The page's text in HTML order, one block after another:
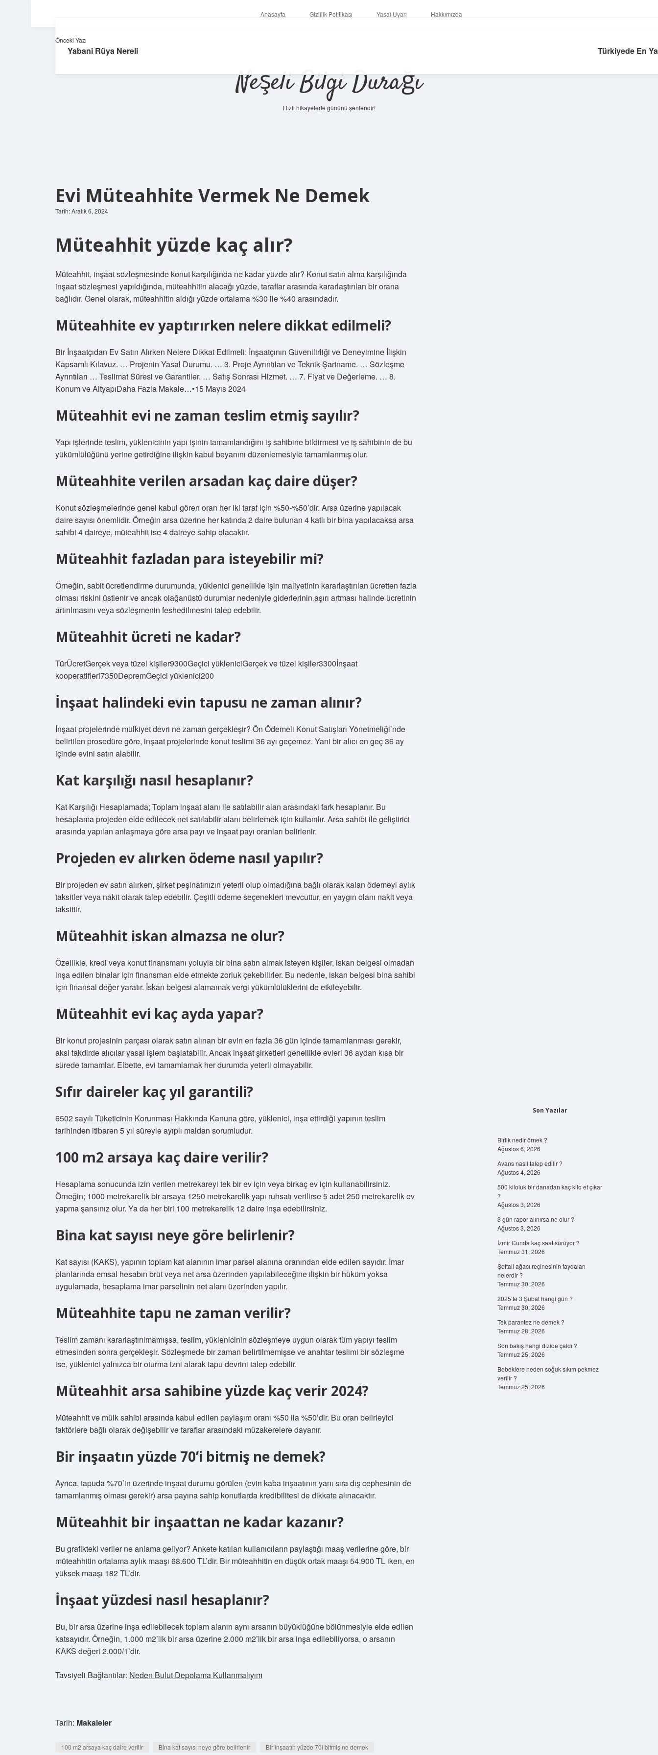
Anasayfa Gizlilik Politikası Yasal Uyarı Hakkımızda
Neşeli Bilgi Durağı
Hızlı hikayelerle gününü şenlendir!
Evi Müteahhite Vermek Ne Demek
Tarih: Aralık 6, 2024
Müteahhit yüzde kaç alır?
Müteahhit, inşaat sözleşmesinde konut karşılığında ne kadar yüzde alır? Konut satın alma karşılığında
inşaat sözleşmesi yapıldığında, müteahhitin alacağı yüzde, taraflar arasında kararlaştırılan bir orana
bağlıdır. Genel olarak, müteahhitin aldığı yüzde ortalama %30 ile %40 arasındadır.
Müteahhite ev yaptırırken nelere dikkat edilmeli?
Bir İnşaatçıdan Ev Satın Alırken Nelere Dikkat Edilmeli: İnşaatçının Güvenilirliği ve Deneyimine İlişkin
Kapsamlı Kılavuz. … Projenin Yasal Durumu. … 3. Proje Ayrıntıları ve Teknik Şartname. … Sözleşme
Ayrıntıları … Teslimat Süresi ve Garantiler. … Satış Sonrası Hizmet. … 7. Fiyat ve Değerleme. … 8.
Konum ve AltyapıDaha Fazla Makale…•15 Mayıs 2024
Müteahhit evi ne zaman teslim etmiş sayılır?
Yapı işlerinde teslim, yüklenicinin yapı işinin tamamlandığını iş sahibine bildirmesi ve iş sahibinin de bu
yükümlülüğünü yerine getirdiğine ilişkin kabul beyanını düzenlemesiyle tamamlanmış olur.
Müteahhite verilen arsadan kaç daire düşer?
Konut sözleşmelerinde genel kabul gören oran her iki taraf için %50-%50’dir. Arsa üzerine yapılacak
daire sayısı önemlidir. Örneğin arsa üzerine her katında 2 daire bulunan 4 katlı bir bina yapılacaksa arsa
sahibi 4 daireye, müteahhit ise 4 daireye sahip olacaktır.
Müteahhit fazladan para isteyebilir mi?
Örneğin, sabit ücretlendirme durumunda, yüklenici genellikle işin maliyetinin kararlaştırılan ücretten fazla
olması riskini üstlenir ve ancak olağanüstü durumlar nedeniyle giderlerinin aşırı artması halinde ücretinin
artırılmasını veya sözleşmenin feshedilmesini talep edebilir.
Müteahhit ücreti ne kadar?
TürÜcretGerçek veya tüzel kişiler9300Geçici yükleniciGerçek ve tüzel kişiler3300İnşaat
kooperatifleri7350DepremGeçici yüklenici200
İnşaat halindeki evin tapusu ne zaman alınır?
İnşaat projelerinde mülkiyet devri ne zaman gerçekleşir? Ön Ödemeli Konut Satışları Yönetmeliği’nde
belirtilen prosedüre göre, inşaat projelerinde konut teslimi 36 ayı geçemez. Yani bir alıcı en geç 36 ay
içinde evini satın alabilir.
Kat karşılığı nasıl hesaplanır?
Kat Karşılığı Hesaplamada; Toplam inşaat alanı ile satılabilir alan arasındaki fark hesaplanır. Bu
hesaplama projeden elde edilecek net satılabilir alanı belirlemek için kullanılır. Arsa sahibi ile geliştirici
arasında yapılan anlaşmaya göre arsa payı ve inşaat payı oranları belirlenir.
Projeden ev alırken ödeme nasıl yapılır?
Bir projeden ev satın alırken, şirket peşinatınızın yeterli olup olmadığına bağlı olarak kalan ödemeyi aylık
taksitler veya nakit olarak talep edebilir. Çeşitli ödeme seçenekleri mevcuttur, en yaygın olanı nakit veya
taksittir.
Müteahhit iskan almazsa ne olur?
Özellikle, kredi veya konut finansmanı yoluyla bir bina satın almak isteyen kişiler, iskan belgesi olmadan
inşa edilen binalar için finansman elde etmekte zorluk çekebilirler. Bu nedenle, iskan belgesi bina sahibi
için finansal değer yaratır. İskan belgesi alamamak vergi yükümlülüklerini de etkileyebilir.
Müteahhit evi kaç ayda yapar?
Bir konut projesinin parçası olarak satın alınan bir evin en fazla 36 gün içinde tamamlanması gerekir,
aksi takdirde alıcılar yasal işlem başlatabilir. Ancak inşaat şirketleri genellikle evleri 36 aydan kısa bir
sürede tamamlar. Elbette, evi tamamlamak her durumda yeterli olmayabilir.
Sıfır daireler kaç yıl garantili?
6502 sayılı Tüketicinin Korunması Hakkında Kanuna göre, yüklenici, inşa ettirdiği yapının teslim
tarihinden itibaren 5 yıl süreyle ayıplı maldan sorumludur.
100 m2 arsaya kaç daire verilir?
Hesaplama sonucunda izin verilen metrekareyi tek bir ev için veya birkaç ev için kullanabilirsiniz.
Örneğin; 1000 metrekarelik bir arsaya 1250 metrekarelik yapı ruhsatı verilirse 5 adet 250 metrekarelik ev
yapma şansınız olur. Ya da her biri 100 metrekarelik 12 daire inşa edebilirsiniz.
Bina kat sayısı neye göre belirlenir?
Kat sayısı (KAKS), yapının toplam kat alanının imar parsel alanına oranından elde edilen sayıdır. İmar
planlarında emsal hesabın brüt veya net arsa üzerinden yapılabileceğine ilişkin bir hüküm yoksa
uygulamada, hesaplama imar parselinin net alanı üzerinden yapılır.
Müteahhite tapu ne zaman verilir?
Teslim zamanı kararlaştırılmamışsa, teslim, yüklenicinin sözleşmeye uygun olarak tüm yapıyı teslim
etmesinden sonra gerçekleşir. Sözleşmede bir zaman belirtilmemişse ve anahtar teslimi bir sözleşme
ise, yüklenici yalnızca bir oturma izni alarak tapu devrini talep edebilir.
Müteahhit arsa sahibine yüzde kaç verir 2024?
Müteahhit ve mülk sahibi arasında kabul edilen paylaşım oranı %50 ila %50’dir. Bu oran belirleyici
faktörlere bağlı olarak değişebilir ve taraflar arasındaki müzakerelere dayanır.
Bir inşaatın yüzde 70’i bitmiş ne demek?
Ayrıca, tapuda %70’in üzerinde inşaat durumu görülen (evin kaba inşaatının yanı sıra dış cephesinin de
tamamlanmış olması gerekir) arsa payına sahip konutlarda kredibilitesi de dikkate alınacaktır.
Müteahhit bir inşaattan ne kadar kazanır?
Bu grafikteki veriler ne anlama geliyor? Ankete katılan kullanıcıların paylaştığı maaş verilerine göre, bir
müteahhitin ortalama aylık maaşı 68.600 TL’dir. Bir müteahhitin en düşük ortak maaşı 54.900 TL iken, en
yüksek maaşı 182 TL’dir.
İnşaat yüzdesi nasıl hesaplanır?
Bu, bir arsa üzerine inşa edilebilecek toplam alanın aynı arsanın büyüklüğüne bölünmesiyle elde edilen
katsayıdır. Örneğin, 1.000 m2’lik bir arsa üzerine 2.000 m2’lik bir arsa inşa edilebiliyorsa, o arsanın
KAKS değeri 2.000/1’dir.
Tavsiyeli Bağlantılar: Neden Bulut Depolama Kullanmalıyım
Tarih: Makaleler
100 m2 arsaya kaç daire verilir Bina kat sayısı neye göre belirlenir Bir inşaatın yüzde 70i bitmiş ne demek
Önceki Yazı
Yabani Rüya Nereli Türkiyede En
Son Yazılar
Birlik nedir örnek ?
Ağustos 6, 2026
Avans nasıl talep edilir ?
Ağustos 4, 2026
500 kiloluk bir danadan kaç kilo et çıkar
?
Ağustos 3, 2026
3 gün rapor alınırsa ne olur ?
Ağustos 3, 2026
İzmir Cunda kaç saat sürüyor ?
Temmuz 31, 2026
Şeftali ağacı reçinesinin faydaları
nelerdir ?
Temmuz 30, 2026
2025’te 3 Şubat hangi gün ?
Temmuz 30, 2026
Tek parantez ne demek ?
Temmuz 28, 2026
Son bakış hangi dizide çaldı ?
Temmuz 25, 2026
Bebeklere neden soğuk sıkım pekmez
verilir ?
Temmuz 25, 2026